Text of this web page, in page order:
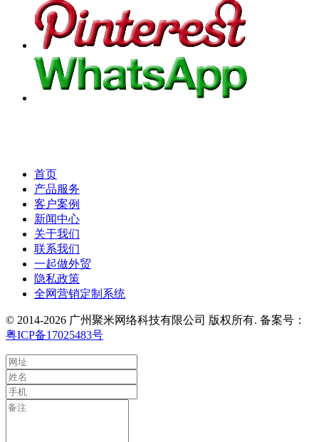
首页
产品服务
客户案例
新闻中心
关于我们
联系我们
一起做外贸
隐私政策
全网营销定制系统
© 2014-2026 广州聚米网络科技有限公司 版权所有. 备案号：
粤ICP备17025483号